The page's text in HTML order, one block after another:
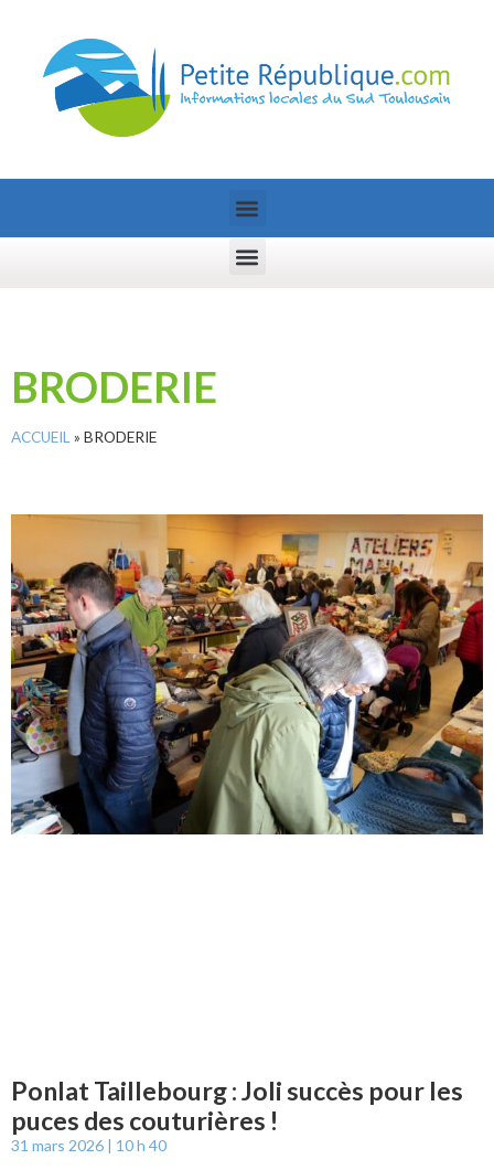
BRODERIE
ACCUEIL » BRODERIE
Ponlat Taillebourg : Joli succès pour les
puces des couturières !
31 mars 2026 10 h 40